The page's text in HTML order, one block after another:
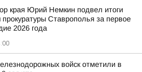
края Юрий Немкин подвел итоги
прокуратуры Ставрополья за первое
2026 года
войск отметили в